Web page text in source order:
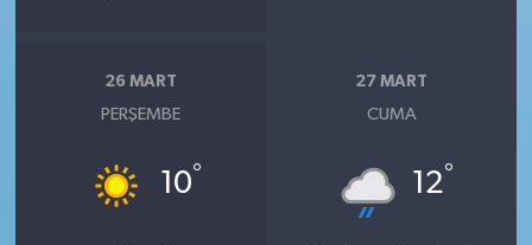
26 MART
PERŞEMBE
10°
27 MART
CUMA
12°